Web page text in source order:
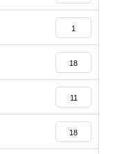
1
18
11
18